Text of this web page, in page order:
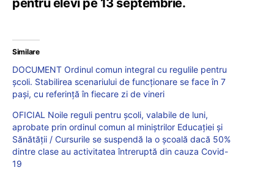
pentru elevi pe 13 septembrie.
Similare
DOCUMENT Ordinul comun integral cu regulile pentru
școli. Stabilirea scenariului de funcționare se face în 7
pași, cu referință în fiecare zi de vineri
OFICIAL Noile reguli pentru școli, valabile de luni,
aprobate prin ordinul comun al miniștrilor Educației și
Sănătății / Cursurile se suspendă la o școală dacă 50%
dintre clase au activitatea întreruptă din cauza Covid-
19